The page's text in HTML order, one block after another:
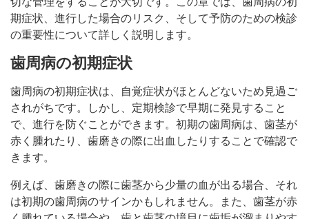
期症状、進行した場合のリスク、そして予防のための検診
の重要性について詳しく説明します。
歯周病の初期症状
歯周病の初期症状は、自覚症状がほとんどないため見過ご
されがちです。しかし、定期検診で早期に発見すること
で、進行を防ぐことができます。初期の歯周病は、歯茎が
赤く腫れたり、歯磨きの際に出血したりすることで確認で
きます。
例えば、歯磨きの際に歯茎から少量の血が出る場合、それ
は初期の歯周病のサインかもしれません。また、歯茎が赤